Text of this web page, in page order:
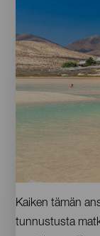
Fuerteventura.
Barcas
Contenido
Kaiken tämän
tunnustusta